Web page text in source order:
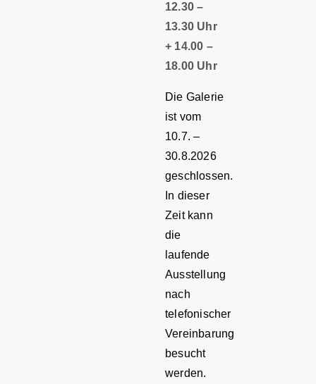
12.30 –
13.30 Uhr
+ 14.00 –
18.00 Uhr
Die Galerie
ist vom
10.7. –
30.8.2026
geschlossen.
In dieser
Zeit kann
die
laufende
Ausstellung
nach
telefonischer
Vereinbarung
besucht
werden.